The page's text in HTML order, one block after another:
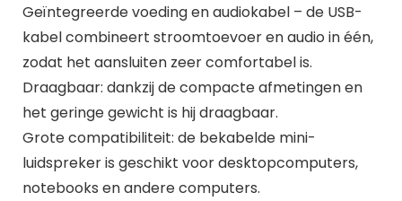
Geïntegreerde voeding en audiokabel – de USB-
kabel combineert stroomtoevoer en audio in één,
zodat het aansluiten zeer comfortabel is.
Draagbaar: dankzij de compacte afmetingen en
het geringe gewicht is hij draagbaar.
Grote compatibiliteit: de bekabelde mini-
luidspreker is geschikt voor desktopcomputers,
notebooks en andere computers.